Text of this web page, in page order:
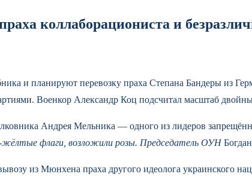
коллаборациониста и
и планируют перевозку праха Степана Бандеры из
Военкор Александр Коц подсчитал масштаб
Андрея Мельника — одного из лидеров
жёлтые флаги, возложили розы. Председатель ОУН
из Мюнхена праха другого идеолога украинского